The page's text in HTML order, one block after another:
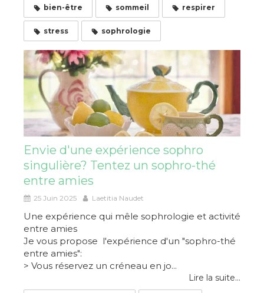
bien-être sommeil respirer
stress sophrologie
Envie d'une expérience sophro
singulière? Tentez un sophro-thé
entre amies
25 Juin 2025 Laetitia Naudet
Une expérience qui mêle sophrologie et activité
entre amies
Je vous propose l'expérience d'un "sophro-thé
entre amies":
> Vous réservez un créneau en jo...
Lire la suite...